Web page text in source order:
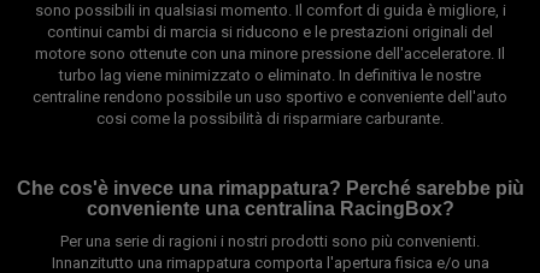
sono possibili in qualsiasi momento. Il comfort di guida è migliore, i
continui cambi di marcia si riducono e le prestazioni originali del
motore sono ottenute con una minore pressione dell'acceleratore. Il
turbo lag viene minimizzato o eliminato. In definitiva le nostre
centraline rendono possibile un uso sportivo e conveniente dell'auto
cosi come la possibilità di risparmiare carburante.
Che cos'è invece una rimappatura? Perché sarebbe più
conveniente una centralina RacingBox?
Per una serie di ragioni i nostri prodotti sono più convenienti.
Innanzitutto una rimappatura comporta l'apertura fisica e/o una